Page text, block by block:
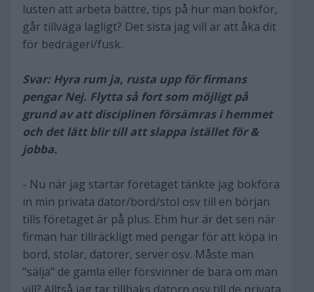
lusten att arbeta bättre, tips på hur man bokför,
går tillväga lagligt? Det sista jag vill är att åka dit
för bedrägeri/fusk.
Svar: Hyra rum ja, rusta upp för firmans
pengar Nej. Flytta så fort som möjligt på
grund av att disciplinen försämras i hemmet
och det lätt blir till att slappa istället för &
jobba.
- Nu när jag startar företaget tänkte jag bokföra
in min privata dator/bord/stol osv till en början
tills företaget är på plus. Ehm hur är det sen när
firman har tillräckligt med pengar för att köpa in
bord, stolar, datorer, server osv. Måste man
"sälja" de gamla eller försvinner de bara om man